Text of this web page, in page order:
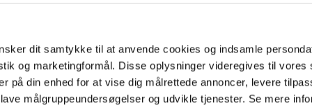
dit samtykke til at anvende cookies og indsamle
og marketingformål. Disse oplysninger videregives til vores
på din enhed for at vise dig målrettede annoncer, levere
målgruppeundersøgelser og udvikle tjenester. Se mere
i musical-versionen.
familier og prøver lidt at gå ind til
Så det er jo fuldstændig fantastisk,